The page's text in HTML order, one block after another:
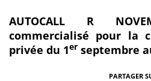
AUTOCALL R
commercialisé pour la
privée du 1er septembre
PARTAGER